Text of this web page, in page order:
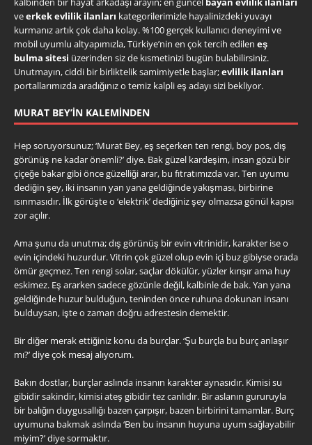
veerkek evlilik ilanları kategorilerimizle hayalinizdeki yuvayı
kurmanız artık çok daha kolay. %100 gerçek kullanıcı deneyimi ve
mobil uyumlu altyapımızla, Türkiye’nin en çok tercih edilen eş
bulma sitesi üzerinden siz de kısmetinizi bugün bulabilirsiniz.
Unutmayın, ciddi bir birliktelik samimiyetle başlar;evlilik ilanları
portallarımızda aradığınız o temiz kalpli eş adayı sizi bekliyor.
MURAT BEY’IN KALEMINDEN
Hep soruyorsunuz; ‘Murat Bey, eş seçerken ten rengi, boy pos, dış
görünüş ne kadar önemli?’ diye. Bak güzel kardeşim, insan gözü bir
çiçeğe bakar gibi önce güzelliği arar, bu fıtratımızda var. Ten uyumu
dediğin şey, iki insanın yan yana geldiğinde yakışması, birbirine
ısınmasıdır. İlk görüşte o ‘elektrik’ dediğiniz şey olmazsa gönül kapısı
zor açılır.
Ama şunu da unutma; dış görünüş bir evin vitrinidir, karakter ise o
evin içindeki huzurdur. Vitrin çok güzel olup evin içi buz gibiyse orada
ömür geçmez. Ten rengi solar, saçlar dökülür, yüzler kırışır ama huy
eskimez. Eş ararken sadece gözünle değil, kalbinle de bak. Yan yana
geldiğinde huzur bulduğun, teninden önce ruhuna dokunan insanı
bulduysan, işte o zaman doğru adrestesin demektir.
Bir diğer merak ettiğiniz konu da burçlar. ‘Şu burçla bu burç anlaşır
mı?’ diye çok mesaj alıyorum.
Bakın dostlar, burçlar aslında insanın karakter aynasıdır. Kimisi su
gibidir sakindir, kimisi ateş gibidir tez canlıdır. Bir aslanın gururuyla
bir balığın duygusallığı bazen çarpışır, bazen birbirini tamamlar. Burç
uyumuna bakmak aslında ‘Ben bu insanın huyuna uyum sağlayabilir
miyim?’ diye sormaktır.